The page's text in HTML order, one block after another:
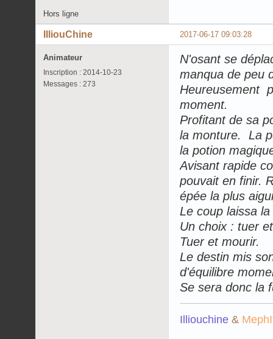
Hors ligne
2017-06-17 09:03:28
IlliouChine
Animateur
Inscription : 2014-10-23
Messages : 273
N'osant se
manqua de peu
Heureusement
moment.
Profitant de sa
la monture. La
la potion
Avisant rapide
pouvait en finir.
épée la plus
Le coup laissa
Un choix : tuer
Tuer et mourir.
Le destin mis
d'équilibre
Se sera donc la
Illiouchine &